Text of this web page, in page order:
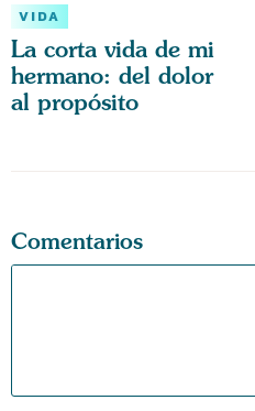
VIDA
La corta vida de mi
hermano: del dolor
al propósito
Comentarios